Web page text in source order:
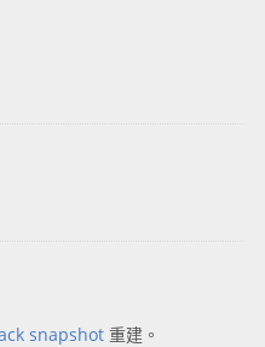
snapshot 重建。